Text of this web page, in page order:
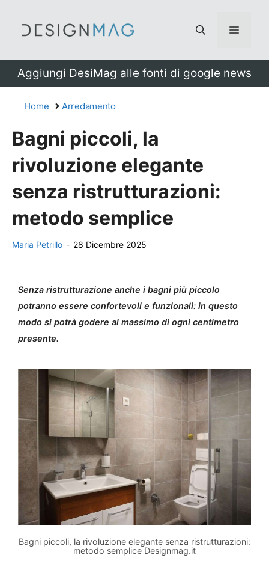
Menu
Aggiungi DesiMag alle fonti di google news
Home Arredamento
Bagni piccoli, la
rivoluzione elegante
senza ristrutturazioni:
metodo semplice
Maria Petrillo - 28 Dicembre 2025
Senza ristrutturazione anche i bagni più piccolo
potranno essere confortevoli e funzionali: in questo
modo si potrà godere al massimo di ogni centimetro
presente.
Bagni piccoli, la rivoluzione elegante senza ristrutturazioni:
metodo semplice Designmag.it